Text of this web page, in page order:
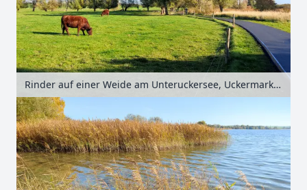
Rinder auf einer Weide am Unteruckersee, Uckermark, Brandenburg, Deutschland